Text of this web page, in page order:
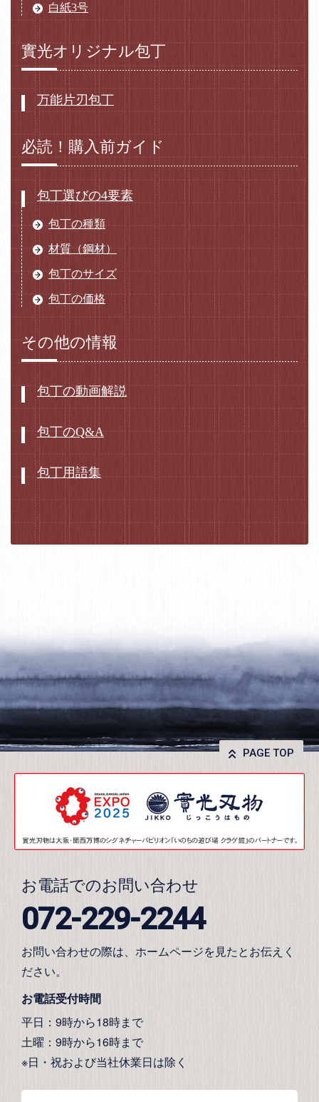
白紙3号
實光オリジナル包丁
万能片刃包丁
必読！購入前ガイド
包丁選びの4要素
包丁の種類
材質（鋼材）
包丁のサイズ
包丁の価格
その他の情報
包丁の動画解説
包丁のQ&A
包丁用語集
PAGE TOP
お電話でのお問い合わせ
072-229-2244
お問い合わせの際は、ホームページを見たとお伝えく
ださい。
お電話受付時間
平日：9時から18時まで
土曜：9時から16時まで
※日・祝および当社休業日は除く